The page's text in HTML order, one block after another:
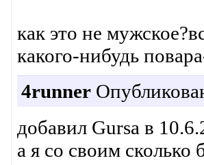
как это не
какого-нибудь
4runner
добавил Gursa в
а я со своим сколько